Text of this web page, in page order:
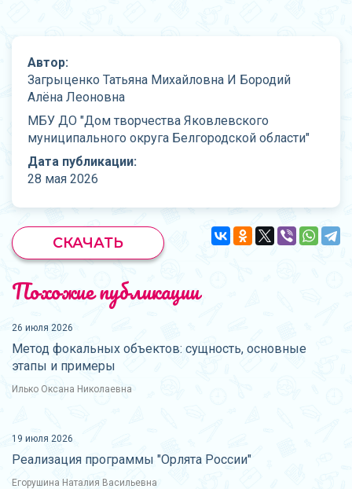
Автор:
Загрыценко Татьяна Михайловна И Бородий
Алёна Леоновна
МБУ ДО "Дом творчества Яковлевского
муниципального округа Белгородской области"
Дата публикации:
28 мая 2026
СКАЧАТЬ
Похожие публикации
26 июля 2026
Метод фокальных объектов: сущность, основные
этапы и примеры
Илько Оксана Николаевна
19 июля 2026
Реализация программы "Орлята России"
Егорушина Наталия Васильевна